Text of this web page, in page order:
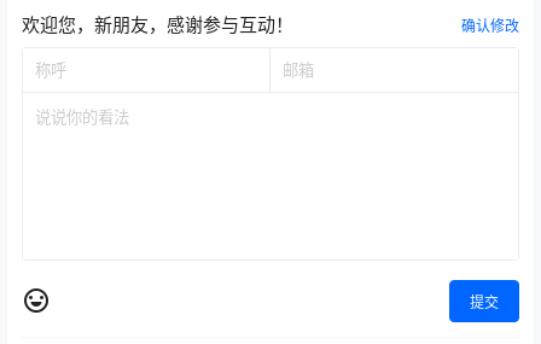
欢迎您，新朋友，感谢参与互动！ 确认修改
提交